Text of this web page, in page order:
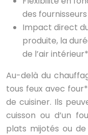
des
Impact direct
produite, la
de l’air
Au-delà du
tous feux avec
de cuisiner. Ils
cuisson ou d’un
plats mijotés ou